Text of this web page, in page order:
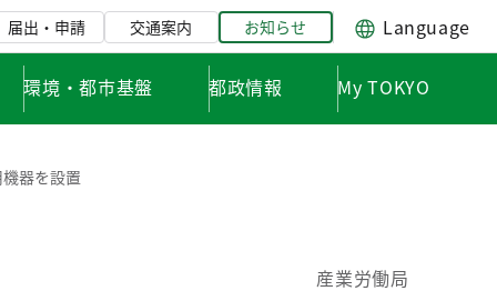
届出・申請 交通案内 お知らせ Language
環境・都市基盤 都政情報 My TOKYO
器を設置
産業労働局